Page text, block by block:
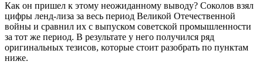
Как он пришел к этому неожиданному выводу? Соколов взял
цифры ленд-лиза за весь период Великой Отечественной
войны и сравнил их с выпуском советской промышленности
за тот же период. В результате у него получился ряд
оригинальных тезисов, которые стоит разобрать по пунктам
ниже.